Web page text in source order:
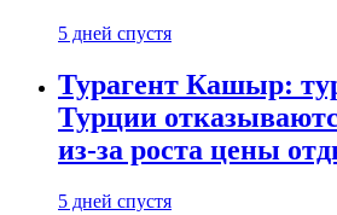
5 дней спустя
Турагент Кашыр:
Турции
из-за роста цены
5 дней спустя